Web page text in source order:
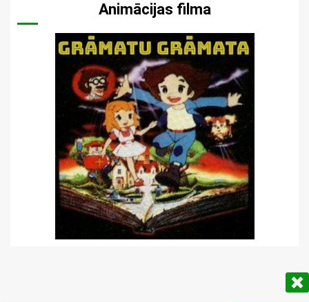
Animācijas filma